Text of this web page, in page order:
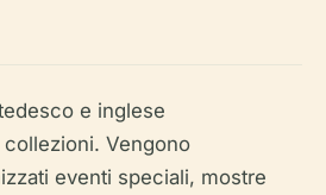
e inglese
Vengono
eventi speciali, mostre